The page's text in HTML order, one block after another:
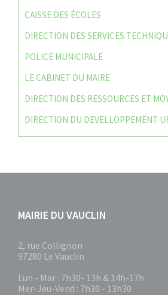
CAISSE DES ÉCOLES
DIRECTION DES SERVICES
POLICE MUNICIPALE
LE CABINET DU MAIRE
DIRECTION DES RESSOURCES ET
DIRECTION DU DEVELLOPPEMENT
MAIRIE DU VAUCLIN
2, rue Collignon
97280 Le Vauclin
Lun - Mar : 7h30- 13h & 14h-17h
Mer-Jeu-Vend : 7h30 - 13h30